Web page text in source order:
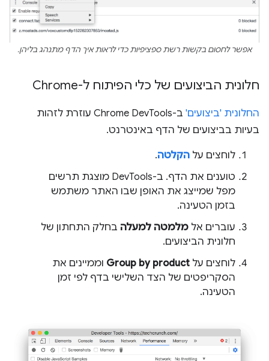
אפשר לחסום בקשות רשת ספציפיות כדי לראות איך הדף מתנהג בליהן.
חלונית הביצועים של כלי הפיתוח ל-Chrome
החלונית 'ביצועים'
ב-Chrome DevTools עוזרת לזהות
בעיות בביצועים של הדף באינטרנט.
לוחצים על הקלטה.
טוענים את הדף. ב-DevTools מוצגת תרשים
מפל שמייצג את האופן שבו האתר משתמש
בזמן הטעינה.
עוברים אל מלמטה למעלה בחלק התחתון של
חלונית הביצועים.
לוחצים על Group by product וממיינים את
הסקריפטים של הצד השלישי בדף לפי זמן
הטעינה.